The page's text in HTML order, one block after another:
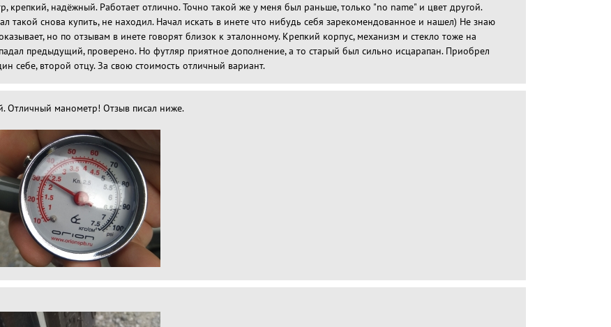
крепкий, надёжный. Работает отлично. Точно такой же у меня был раньше, только "no name" и цвет другой.
такой снова купить, не находил. Начал искать в инете что нибудь себя зарекомендованное и нашел) Не знаю
но по отзывам в инете говорят близок к эталонному. Крепкий корпус, механизм и стекло тоже на
предыдущий, проверено. Но футляр приятное дополнение, а то старый был сильно исцарапан. Приобрел
себе, второй отцу. За свою стоимость отличный вариант.
Отличный манометр! Отзыв писал ниже.